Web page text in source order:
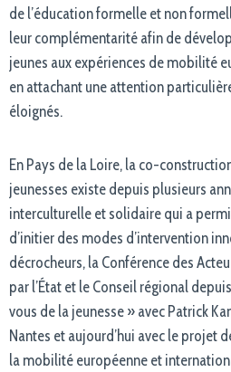
de l’éducation formelle et non
leur complémentarité afin de
jeunes aux expériences de mobilité
en attachant une attention
éloignés.
En Pays de la Loire, la co-
jeunesses existe depuis plusieurs
interculturelle et solidaire qui a
d’initier des modes d’intervention
décrocheurs, la Conférence des
par l’État et le Conseil régional
vous de la jeunesse » avec Patrick
Nantes et aujourd’hui avec le projet
la mobilité européenne et